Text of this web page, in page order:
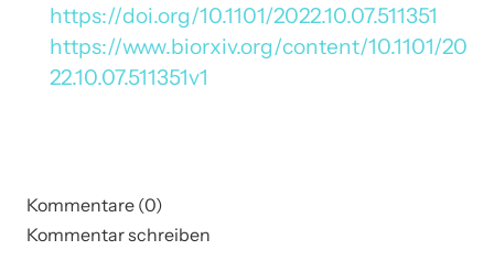
https://doi.org/10.1101/2022.10.07.511351
https://www.biorxiv.org/content/10.1101/20
22.10.07.511351v1
Kommentare (0)
Kommentar schreiben